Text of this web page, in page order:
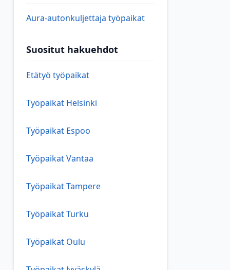
Aura-autonkuljettaja työpaikat
Suositut hakuehdot
Etätyö työpaikat
Työpaikat Helsinki
Työpaikat Espoo
Työpaikat Vantaa
Työpaikat Tampere
Työpaikat Turku
Työpaikat Oulu